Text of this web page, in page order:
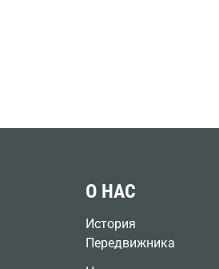
О НАС
История
Передвижника